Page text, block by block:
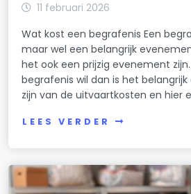
11 februari 2026
Wat kost een begrafenis Een
maar wel een belangrijk
het ook een prijzig evenement
begrafenis wil dan is het
zijn van de uitvaartkosten en hier
LEES VERDER